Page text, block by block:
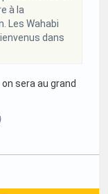
à la
Les Wahabi
dans
sera au grand